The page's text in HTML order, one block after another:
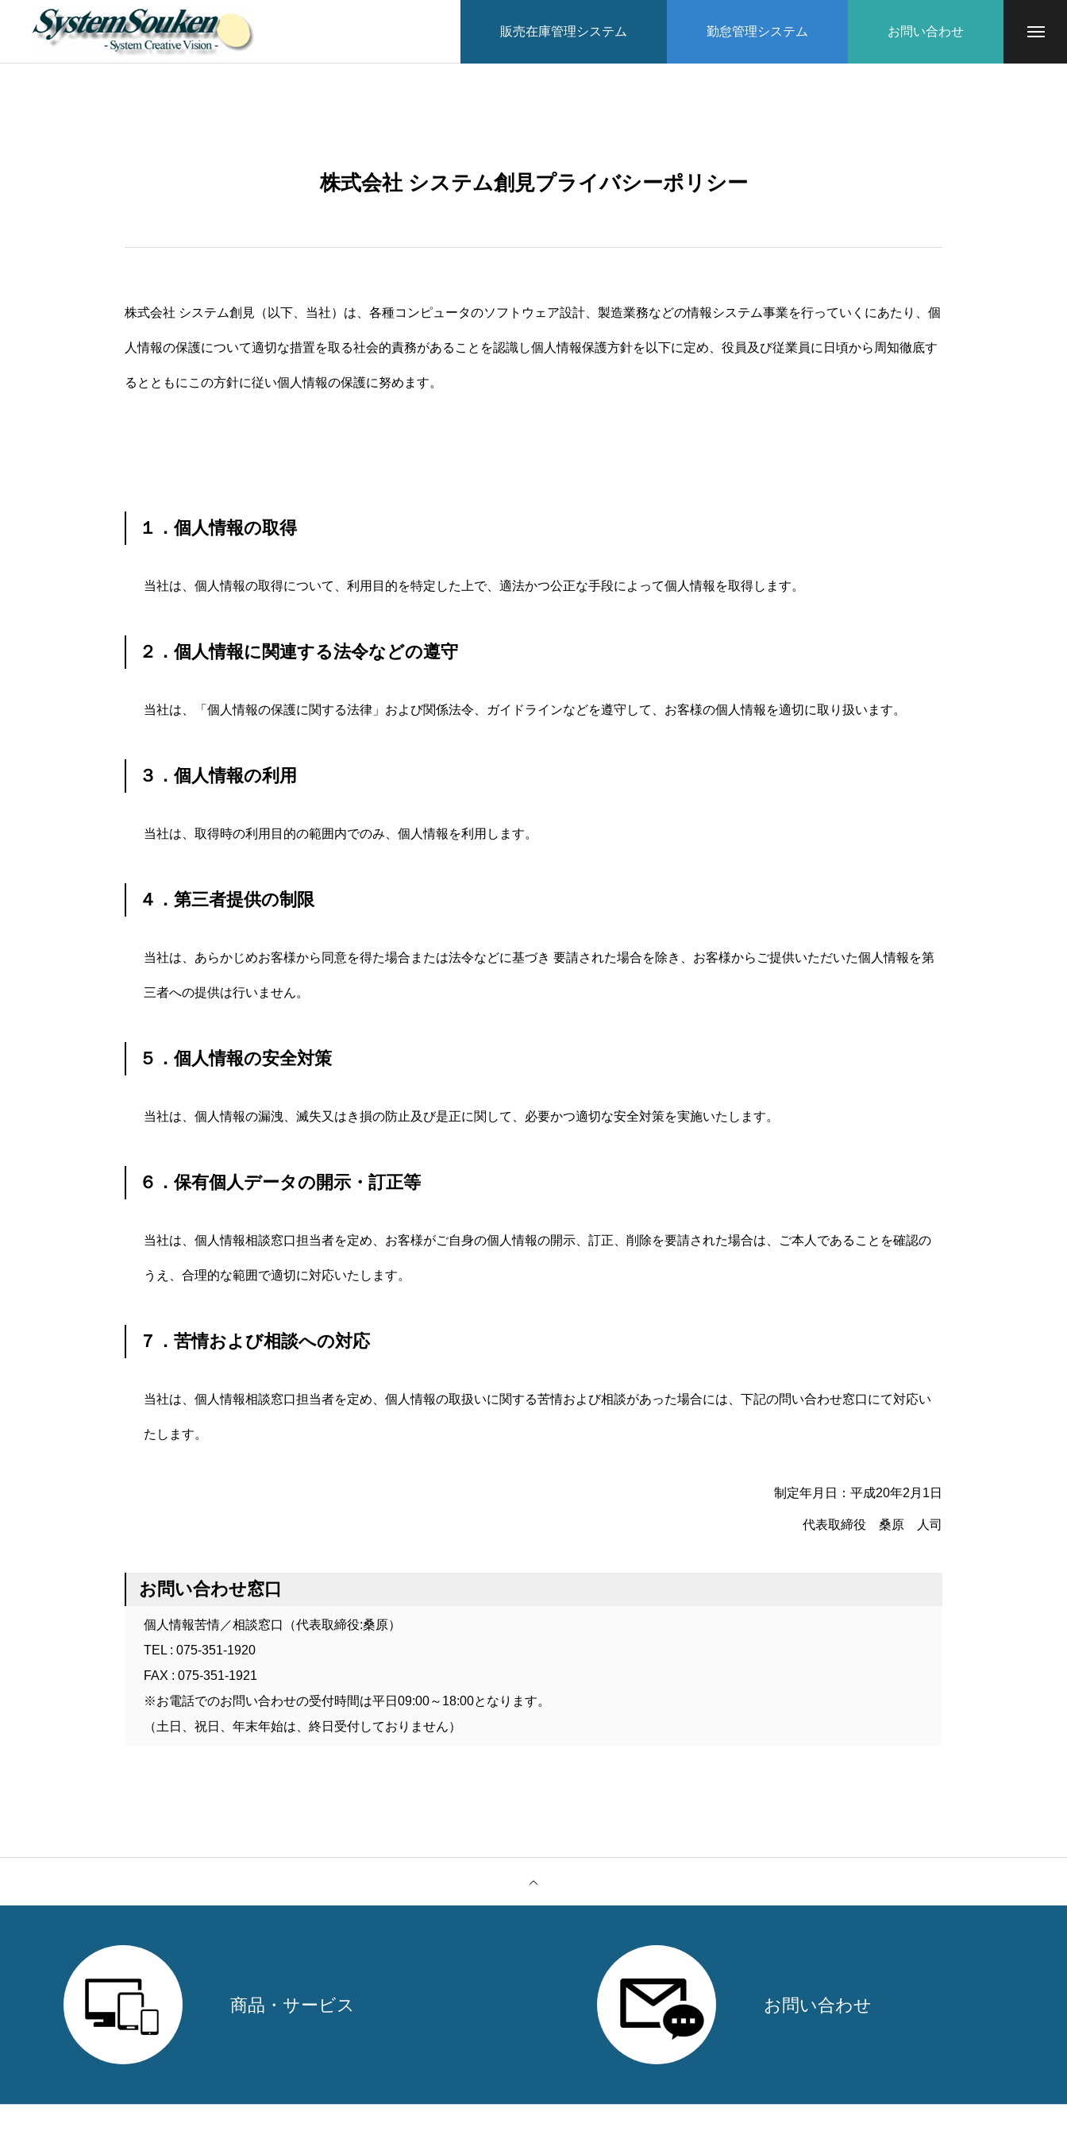
販売在庫管理システム 勤怠管理システム お問い合わせ
商品・サービス
関連サイト・サービス紹介 関連（加盟）団体・取引先
お問い合わせ
お知らせ アクセス
株式会社 システム創見プライバシーポリシー
株式会社 システム創見（以下、当社）は、各種コンピュータのソフトウェア設計、製造業務などの情報システム事業を行っていくにあたり、個
人情報の保護について適切な措置を取る社会的責務があることを認識し個人情報保護方針を以下に定め、役員及び従業員に日頃から周知徹底す
るとともにこの方針に従い個人情報の保護に努めます。
１．個人情報の取得
当社は、個人情報の取得について、利用目的を特定した上で、適法かつ公正な手段によって個人情報を取得します。
２．個人情報に関連する法令などの遵守
当社は、「個人情報の保護に関する法律」および関係法令、ガイドラインなどを遵守して、お客様の個人情報を適切に取り扱います。
３．個人情報の利用
当社は、取得時の利用目的の範囲内でのみ、個人情報を利用します。
４．第三者提供の制限
当社は、あらかじめお客様から同意を得た場合または法令などに基づき 要請された場合を除き、お客様からご提供いただいた個人情報を第
三者への提供は行いません。
５．個人情報の安全対策
当社は、個人情報の漏洩、滅失又はき損の防止及び是正に関して、必要かつ適切な安全対策を実施いたします。
６．保有個人データの開示・訂正等
当社は、個人情報相談窓口担当者を定め、お客様がご自身の個人情報の開示、訂正、削除を要請された場合は、ご本人であることを確認の
うえ、合理的な範囲で適切に対応いたします。
７．苦情および相談への対応
当社は、個人情報相談窓口担当者を定め、個人情報の取扱いに関する苦情および相談があった場合には、下記の問い合わせ窓口にて対応い
たします。
制定年月日：平成20年2月1日
代表取締役 桑原 人司
お問い合わせ窓口
個人情報苦情／相談窓口（代表取締役:桑原）
TEL : 075-351-1920
FAX : 075-351-1921
※お電話でのお問い合わせの受付時間は平日09:00～18:00となります。
（土日、祝日、年末年始は、終日受付しておりません）
商品・サービス お問い合わせ